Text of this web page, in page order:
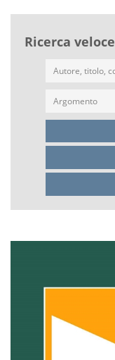
Ricerca veloce